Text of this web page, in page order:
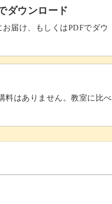
ダウンロード
届け、もしくはPDFでダウ
料はありません。教室に比べ